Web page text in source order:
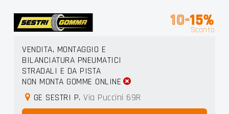
10-15%
Sconto
VENDITA, MONTAGGIO E
BILANCIATURA PNEUMATICI
STRADALI E DA PISTA
NON MONTA GOMME ONLINE
GE SESTRI P. Via Puccini 69R